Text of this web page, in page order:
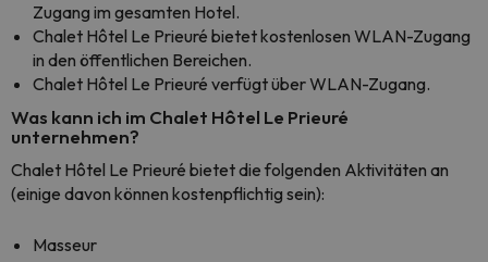
Zugang im gesamten Hotel.
Chalet Hôtel Le Prieuré bietet kostenlosen WLAN-Zugang
in den öffentlichen Bereichen.
Chalet Hôtel Le Prieuré verfügt über WLAN-Zugang.
Was kann ich im Chalet Hôtel Le Prieuré
unternehmen?
Chalet Hôtel Le Prieuré bietet die folgenden Aktivitäten an
(einige davon können kostenpflichtig sein):
Masseur